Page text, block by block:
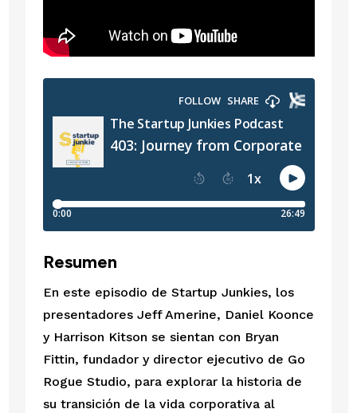
Resumen
En este episodio de Startup Junkies, los
presentadores Jeff Amerine, Daniel Koonce
y Harrison Kitson se sientan con Bryan
Fittin, fundador y director ejecutivo de Go
Rogue Studio, para explorar la historia de
su transición de la vida corporativa al